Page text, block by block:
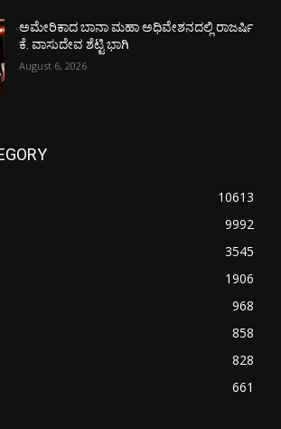
ಅಮೇರಿಕಾದ ಬಾನಾ ಮಹಾ ಅಧಿವೇಶನದಲ್ಲಿ ರಾಜರ್ಷಿ
ಕೆ. ವಾಸುದೇವ ಶೆಟ್ಟಿ ಭಾಗಿ
August 6, 2026
10613
9992
3545
1906
968
858
828
661